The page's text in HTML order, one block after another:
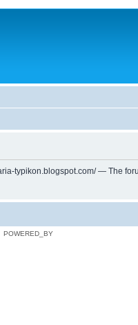
typikon.blogspot.com/ —
POWERED_BY